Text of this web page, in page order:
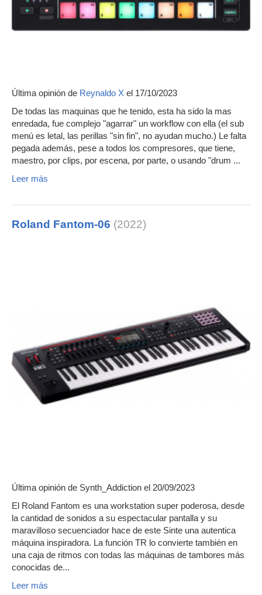
Última opinión de Reynaldo X el 17/10/2023
De todas las maquinas que he tenido, esta ha sido la mas
enredada, fue complejo "agarrar" un workflow con ella (el sub
menú es letal, las perillas "sin fin", no ayudan mucho.) Le falta
pegada además, pese a todos los compresores, que tiene,
maestro, por clips, por escena, por parte, o usando "drum ...
Leer más
Roland Fantom-06 (2022)
Última opinión de Synth_Addiction el 20/09/2023
El Roland Fantom es una workstation super poderosa, desde
la cantidad de sonidos a su espectacular pantalla y su
maravilloso secuenciador hace de este Sinte una autentica
máquina inspiradora. La función TR lo convierte también en
una caja de ritmos con todas las máquinas de tambores más
conocidas de...
Leer más